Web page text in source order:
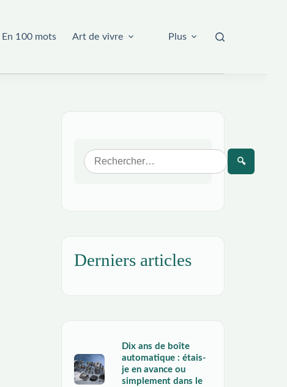
En 100 mots Art de vivre Plus
🔍
Derniers articles
Dix ans de boîte
automatique : étais-
je en avance ou
simplement dans le